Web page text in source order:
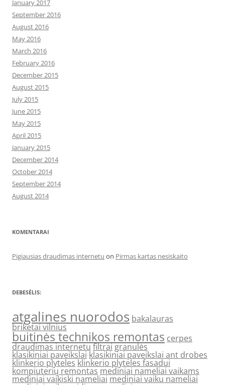
January 2017
September 2016
August 2016
May 2016
March 2016
February 2016
December 2015
August 2015
July 2015
June 2015
May 2015
April 2015
January 2015
December 2014
October 2014
September 2014
August 2014
KOMENTARAI
Pigiausias draudimas internetu on Pirmas kartas nesiskaito
DEBESĖLIS:
atgalines nuorodos bakalauras
briketai vilnius
buitinės technikos remontas cerpes
draudimas internetufiltraigranulės
klasikiniai paveikslai klasikiniai paveikslai ant drobes
klinkerio plyteles klinkerio plyteles fasadui
kompiuterių remontas mediniai nameliai vaikams
mediniai vaikiski nameliai mediniai vaiku nameliai